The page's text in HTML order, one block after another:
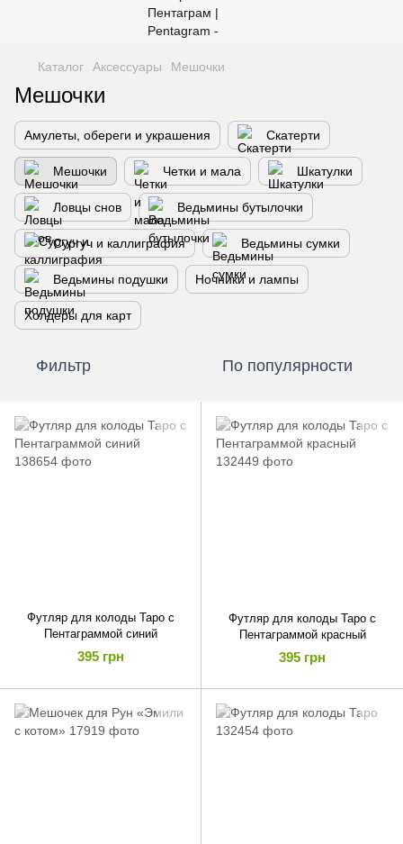
Каталог Аксессуары Мешочки
Мешочки
Амулеты, обереги и украшения Скатерти
Мешочки Четки и мала Шкатулки
Ловцы снов Ведьмины бутылочки
Сургуч и каллиграфия Ведьмины сумки
Ведьмины подушки Ночники и лампы
Холдеры для карт
Фильтр По популярности
Футляр для колоды Таро с
Пентаграммой синий
395 грн
Футляр для колоды Таро с
Пентаграммой красный
395 грн